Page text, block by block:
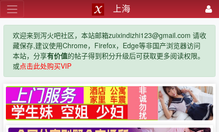
上海
欢迎来到泻火吧社区，本站邮箱zuixindizhi123@gmail.com 请收
藏保存,建议使用Chrome，Firefox，Edge等非国产浏览器访问
本站，分享有价值的帖子得到积分升级后可获取更多阅读权限。
或点击此处购买VIP